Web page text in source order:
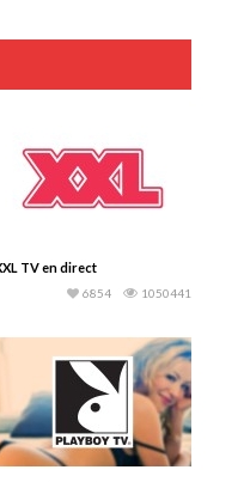
TV en direct
1050441
6854